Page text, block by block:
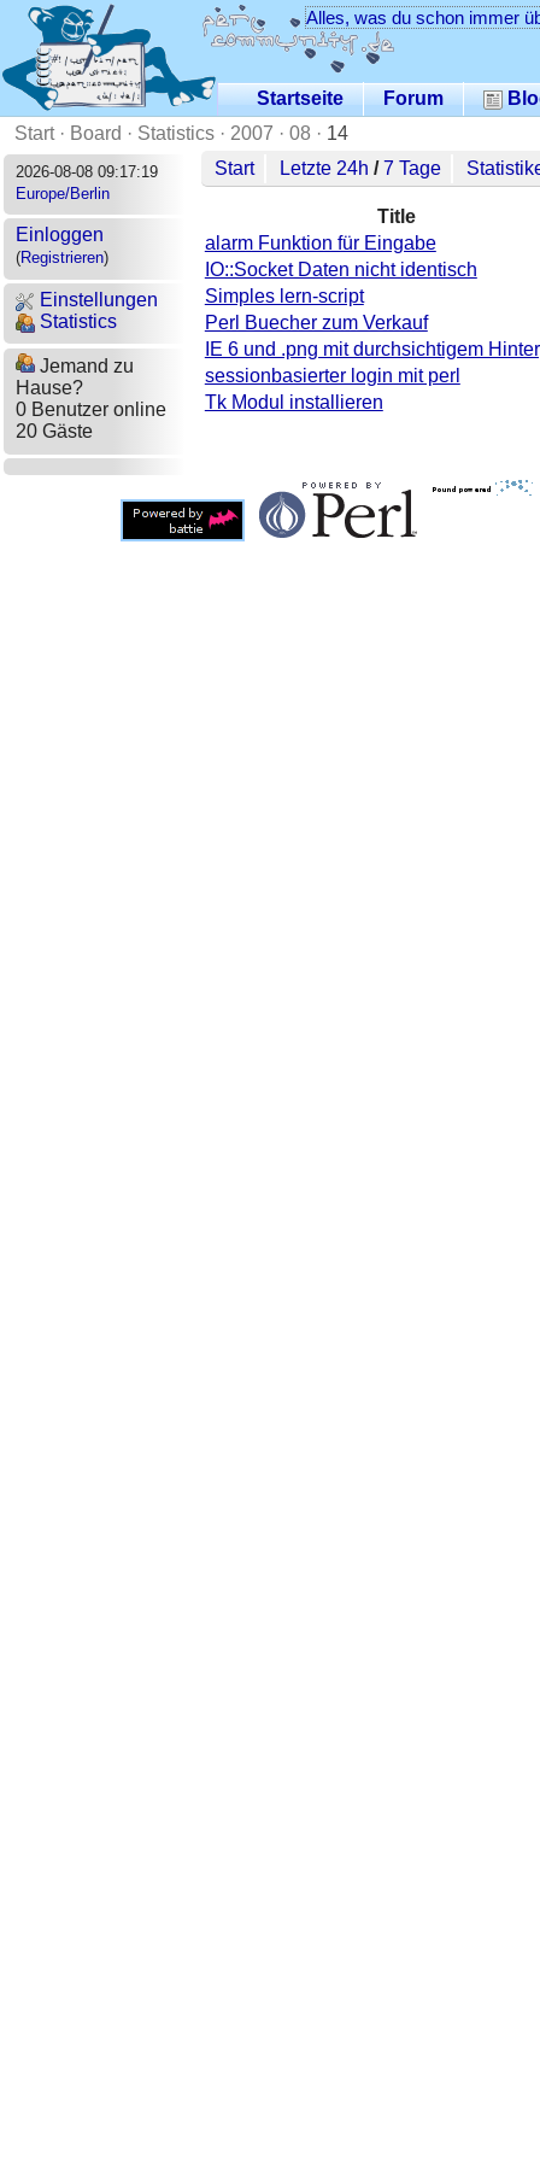
Alles, was du schon immer
Startseite Forum
Start· Board · Statistics · 2007 · 08 · 14
2026-08-08 09:17:19
Europe/Berlin
Einloggen
(Registrieren)
Einstellungen
Statistics
Jemand zu
Hause?
0 Benutzer online
20 Gäste
Start Letzte 24h /7 Tage
Title
alarm Funktion für Eingabe
IO::Socket Daten nicht identisch
Simples lern-script
Perl Buecher zum Verkauf
IE 6 und .png mit durchsichtigem
sessionbasierter login mit perl
Tk Modul installieren